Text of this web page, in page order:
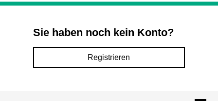
Sie haben noch kein Konto?
Registrieren